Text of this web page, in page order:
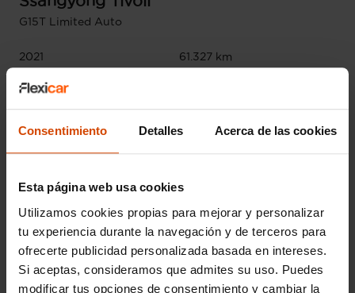
Consentimiento Detalles Acerca de las cookies
Esta página web usa cookies
Utilizamos cookies propias para mejorar y personalizar
tu experiencia durante la navegación y de terceros para
ofrecerte publicidad personalizada basada en intereses.
Si aceptas, consideramos que admites su uso. Puedes
modificar tus opciones de consentimiento y cambiar la
G15T Limited Auto
2021
61.327 km
Gasolina
Automática
Málaga - PI Villa Rosa